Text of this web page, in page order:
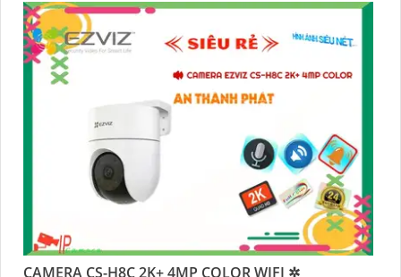
CAMERA CS-H8C 2K+ 4MP COLOR WIFI ✲